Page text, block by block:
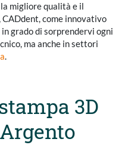
migliore qualità e il
come innovativo
in grado di sorprendervi ogni
ma anche in settori
.
3D